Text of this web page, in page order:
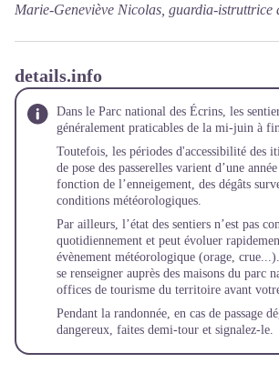
Marie-Geneviève Nicolas, guardia-istruttrice
details.info
Dans le Parc national des Écrins, les
généralement praticables de la mi-juin à
Toutefois, les périodes d'accessibilité des
de pose des passerelles varient d’une
fonction de l’enneigement, des dégâts
conditions météorologiques.
Par ailleurs, l’état des sentiers n’est pas
quotidiennement et peut évoluer
évènement météorologique (orage,
se renseigner auprès des maisons du parc
offices de tourisme du territoire avant
Pendant la randonnée, en cas de passage
dangereux, faites demi-tour et signalez-le